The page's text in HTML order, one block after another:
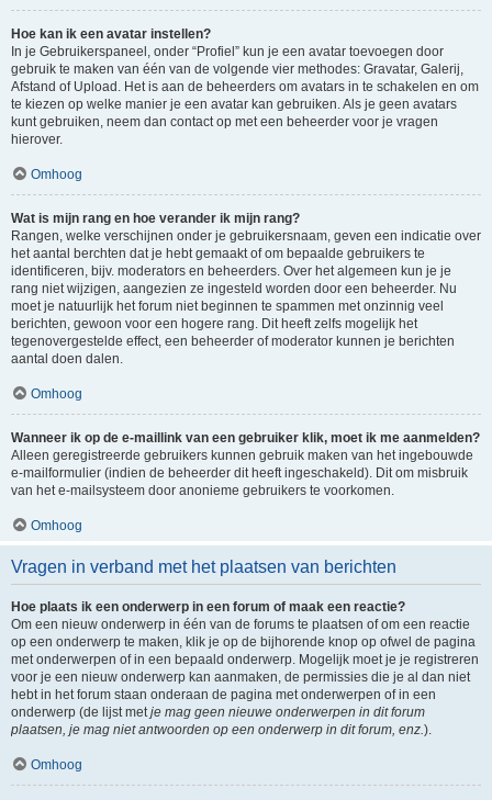
Hoe kan ik een avatar instellen?
In je Gebruikerspaneel, onder “Profiel” kun je een avatar toevoegen door
gebruik te maken van één van de volgende vier methodes: Gravatar, Galerij,
Afstand of Upload. Het is aan de beheerders om avatars in te schakelen en om
te kiezen op welke manier je een avatar kan gebruiken. Als je geen avatars
kunt gebruiken, neem dan contact op met een beheerder voor je vragen
hierover.
Omhoog
Wat is mijn rang en hoe verander ik mijn rang?
Rangen, welke verschijnen onder je gebruikersnaam, geven een indicatie over
het aantal berchten dat je hebt gemaakt of om bepaalde gebruikers te
identificeren, bijv. moderators en beheerders. Over het algemeen kun je je
rang niet wijzigen, aangezien ze ingesteld worden door een beheerder. Nu
moet je natuurlijk het forum niet beginnen te spammen met onzinnig veel
berichten, gewoon voor een hogere rang. Dit heeft zelfs mogelijk het
tegenovergestelde effect, een beheerder of moderator kunnen je berichten
aantal doen dalen.
Omhoog
Wanneer ik op de e-maillink van een gebruiker klik, moet ik me aanmelden?
Alleen geregistreerde gebruikers kunnen gebruik maken van het ingebouwde
e-mailformulier (indien de beheerder dit heeft ingeschakeld). Dit om misbruik
van het e-mailsysteem door anonieme gebruikers te voorkomen.
Omhoog
Vragen in verband met het plaatsen van berichten
Hoe plaats ik een onderwerp in een forum of maak een reactie?
Om een nieuw onderwerp in één van de forums te plaatsen of om een reactie
op een onderwerp te maken, klik je op de bijhorende knop op ofwel de pagina
met onderwerpen of in een bepaald onderwerp. Mogelijk moet je je registreren
voor je een nieuw onderwerp kan aanmaken, de permissies die je al dan niet
hebt in het forum staan onderaan de pagina met onderwerpen of in een
onderwerp (de lijst metje mag geen nieuwe onderwerpen in dit forum
plaatsen, je mag niet antwoorden op een onderwerp in dit forum, enz.).
Omhoog